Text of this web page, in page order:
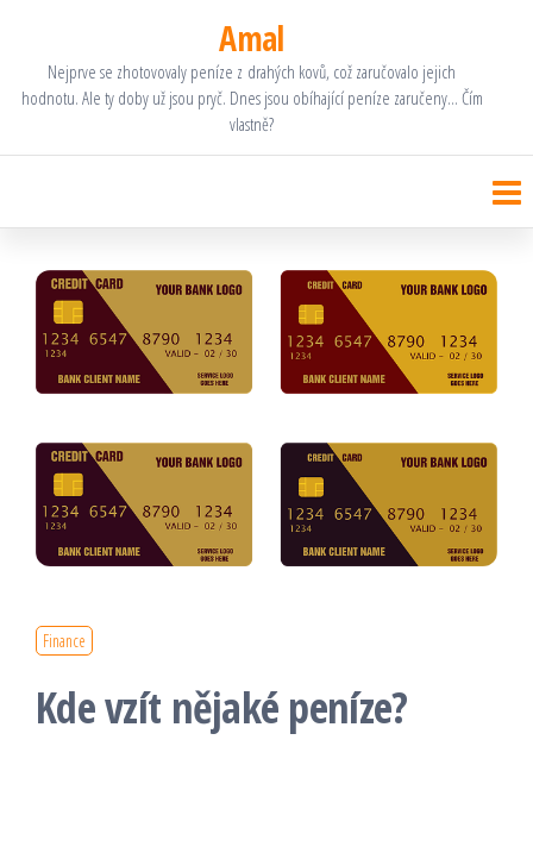
obsah
Amal
Nejprve se zhotovovaly peníze z drahých kovů, což zaručovalo jejich
hodnotu. Ale ty doby už jsou pryč. Dnes jsou obíhající peníze zaručeny… Čím
vlastně?
Finance
Kde vzít nějaké peníze?